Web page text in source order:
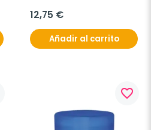
12,75 €
Añadir al carrito
favorite_border